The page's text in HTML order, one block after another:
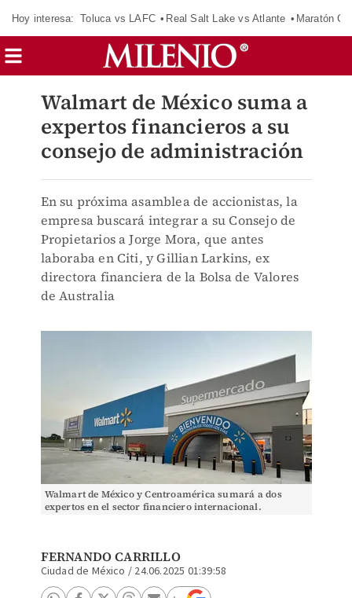
Hoy interesa: Toluca vs LAFC Real Salt Lake vs Atlante Maratón
Walmart de México suma a
expertos financieros a su
consejo de administración
En su próxima asamblea de accionistas, la
empresa buscará integrar a su Consejo de
Propietarios a Jorge Mora, que antes
laboraba en Citi, y Gillian Larkins, ex
directora financiera de la Bolsa de Valores
de Australia
Walmart de México y Centroamérica sumará a dos
expertos en el sector financiero internacional.
FERNANDO CARRILLO
Ciudad de México / 24.06.2025 01:39:58